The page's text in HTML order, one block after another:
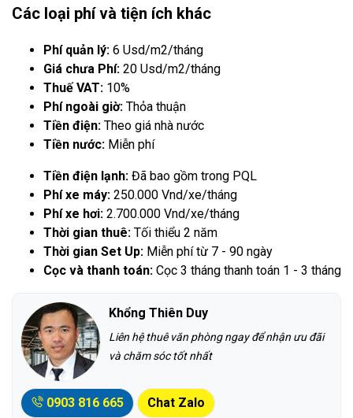
Các loại phí và tiện ích khác
Phí quản lý: 6 Usd/m2/tháng
Giá chưa Phí: 20 Usd/m2/tháng
Thuế VAT: 10%
Phí ngoài giờ: Thỏa thuận
Tiền điện: Theo giá nhà nước
Tiền nước: Miễn phí
Tiền điện lạnh: Đã bao gồm trong PQL
Phí xe máy: 250.000 Vnd/xe/tháng
Phí xe hơi: 2.700.000 Vnd/xe/tháng
Thời gian thuê: Tối thiểu 2 năm
Thời gian Set Up: Miễn phí từ 7 - 90 ngày
Cọc và thanh toán: Cọc 3 tháng thanh toán 1 - 3 tháng
Khổng Thiên Duy
Liên hệ thuê văn phòng ngay để nhận ưu đãi
và chăm sóc tốt nhất
0903 816 665 Chat Zalo